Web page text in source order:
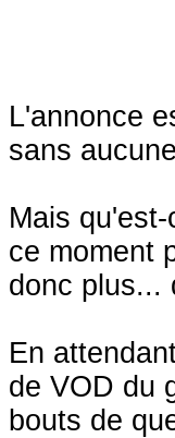
L'annonce
sans
Mais
ce moment
donc plus...
En
de VOD du
bouts de